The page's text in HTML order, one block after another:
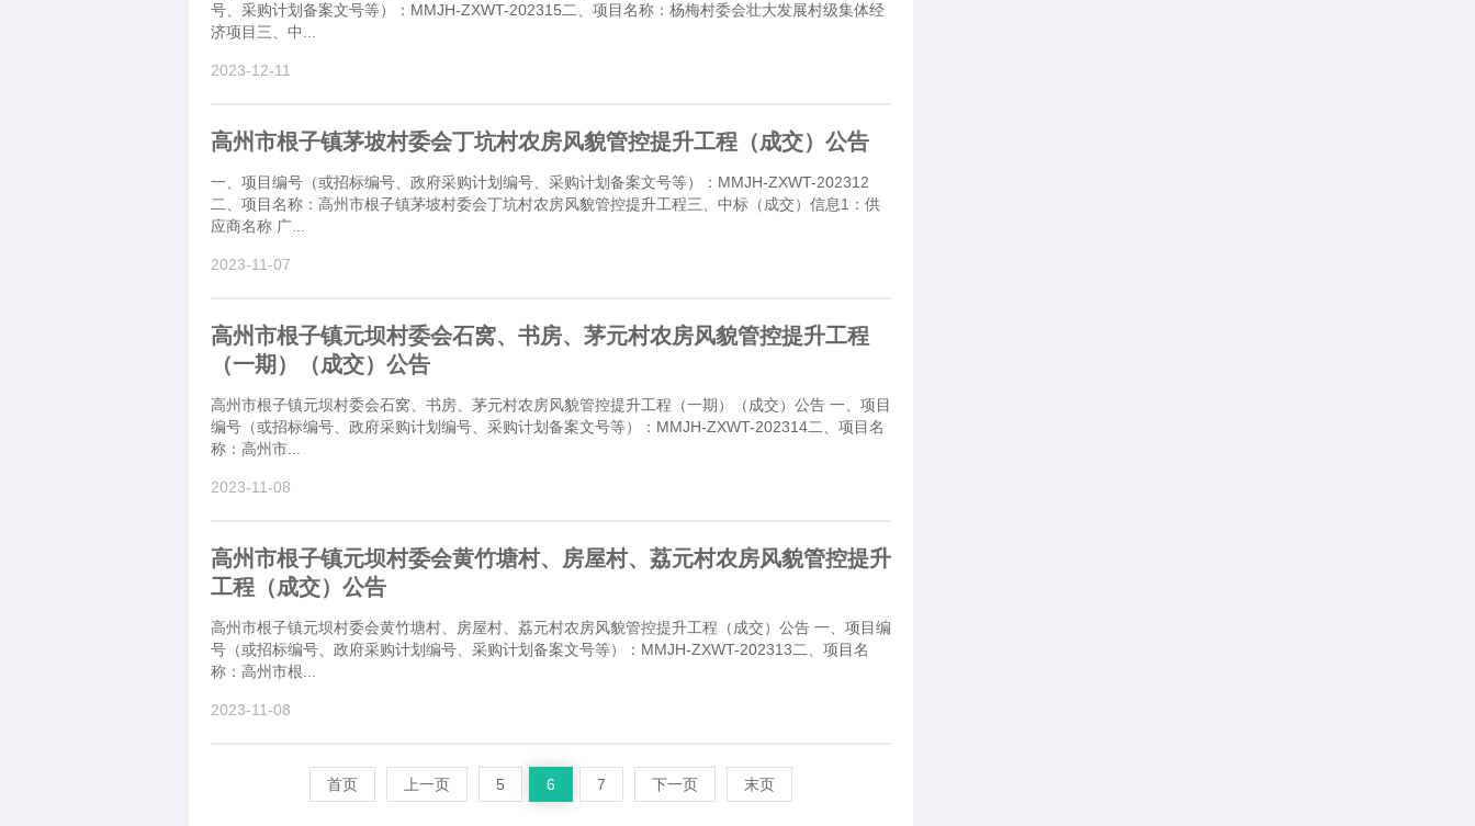
号、采购计划备案文号等）：MMJH-ZXWT-202315二、项目名称：杨梅村委会壮大发展村级集体经
济项目三、中...
2023-12-11
高州市根子镇茅坡村委会丁坑村农房风貌管控提升工程（成交）公告
一、项目编号（或招标编号、政府采购计划编号、采购计划备案文号等）：MMJH-ZXWT-202312
二、项目名称：高州市根子镇茅坡村委会丁坑村农房风貌管控提升工程三、中标（成交）信息1：供
应商名称 广...
2023-11-07
高州市根子镇元坝村委会石窝、书房、茅元村农房风貌管控提升工程
（一期）（成交）公告
高州市根子镇元坝村委会石窝、书房、茅元村农房风貌管控提升工程（一期）（成交）公告 一、项目
编号（或招标编号、政府采购计划编号、采购计划备案文号等）：MMJH-ZXWT-202314二、项目名
称：高州市...
2023-11-08
高州市根子镇元坝村委会黄竹塘村、房屋村、荔元村农房风貌管控提升
工程（成交）公告
高州市根子镇元坝村委会黄竹塘村、房屋村、荔元村农房风貌管控提升工程（成交）公告 一、项目编
号（或招标编号、政府采购计划编号、采购计划备案文号等）：MMJH-ZXWT-202313二、项目名
称：高州市根...
2023-11-08
首页 上一页 5 6 7 下一页 末页